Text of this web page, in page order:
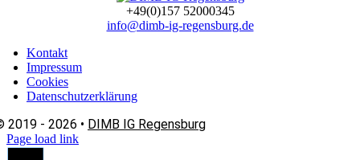
+49(0)157 52000345
info@dimb-ig-regensburg.de
Kontakt
Impressum
Cookies
Datenschutzerklärung
2019 - 2026 • DIMB IG Regensburg
Page load link
Nach